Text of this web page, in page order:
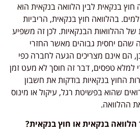
בנקאית לבין הלוואה בנקאית הוא
חוץ בנקאית, הריביות
ההלוואות הבנקאיות. לכן זה משפיע
יחסית גבוהים מאשר החזרי
אינם מצריכים הגעה לחברה כפי
טפסים, דבר זה חוסך לא מעט זמן
בנקאיות בודקות את חשבון
בפשיטת רגל, עיקול או מינוס
בנקאית או חוץ בנקאית?